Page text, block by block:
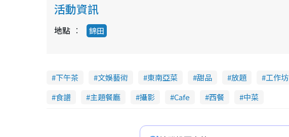
活動資訊
地點 錦田
下午茶 文娛藝術 東南亞菜 甜品 放題 工作坊
食譜
主題餐廳 攝影 Cafe 西餐 中菜